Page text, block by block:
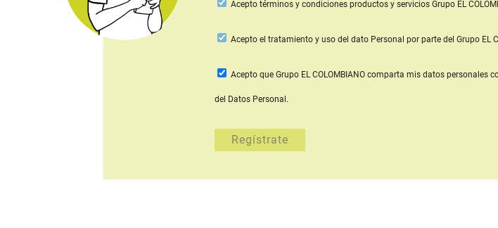
Acepto términos y condiciones productos y servicios Grupo EL
Aceptoel tratamiento y uso del dato Personal por parte del Grupo EL
Acepto que Grupo EL COLOMBIANO comparta mis datos personales
del Datos Personal.